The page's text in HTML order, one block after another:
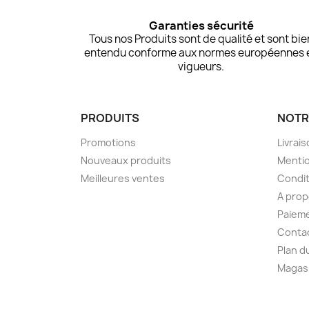
Garanties sécurité
Tous nos Produits sont de qualité et sont
entendu conforme aux normes européennes
vigueurs.
PRODUITS
Promotions
Nouveaux produits
Meilleures ventes
A
Plan